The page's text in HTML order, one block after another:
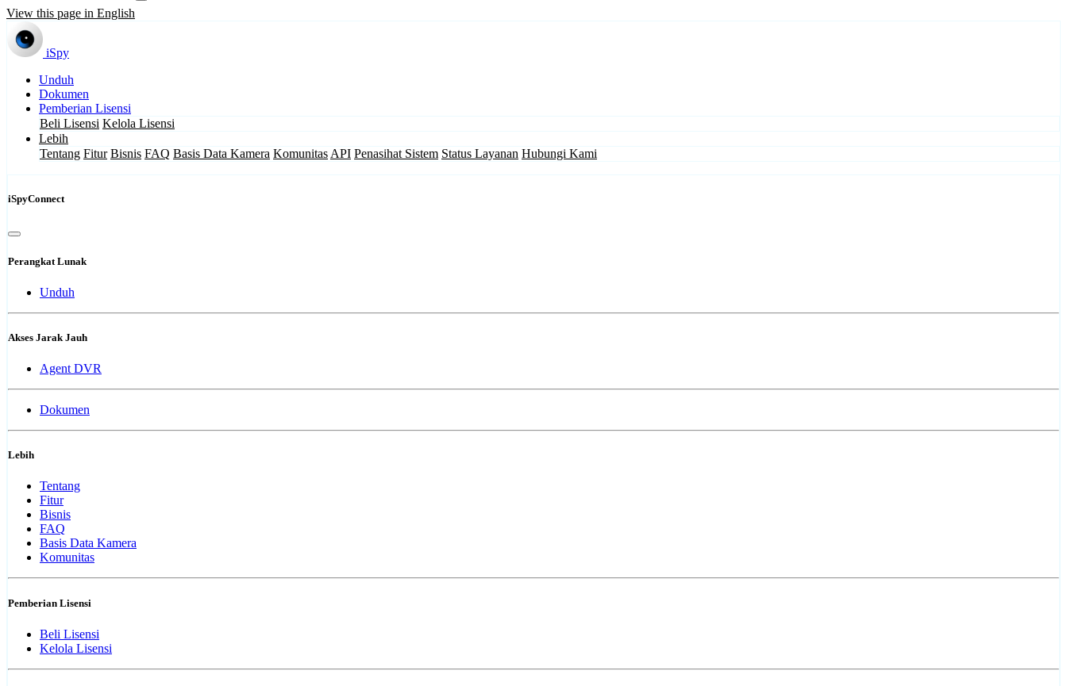
View this page in English
iSpy
Unduh
Dokumen
Pemberian Lisensi
Beli Lisensi Kelola Lisensi
Lebih
Tentang Fitur Bisnis FAQ Basis Data Kamera Komunitas API Penasihat Sistem Status Layanan Hubungi Kami
iSpyConnect
Perangkat Lunak
Unduh
Akses Jarak Jauh
Agent DVR
Dokumen
Lebih
Tentang
Fitur
Bisnis
FAQ
Basis Data Kamera
Komunitas
Pemberian Lisensi
Beli Lisensi
Kelola Lisensi